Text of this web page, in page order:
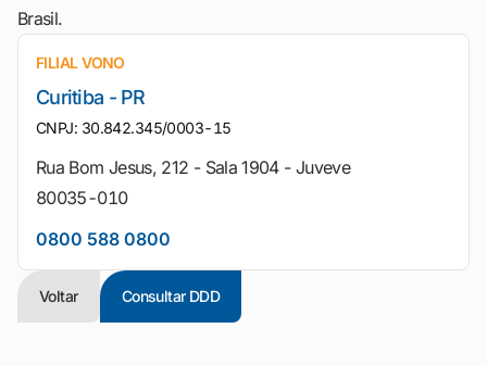
Brasil.
FILIAL VONO
Curitiba - PR
CNPJ: 30.842.345/0003-15
Rua Bom Jesus, 212 - Sala 1904 - Juveve
80035-010
0800 588 0800
Voltar Consultar DDD